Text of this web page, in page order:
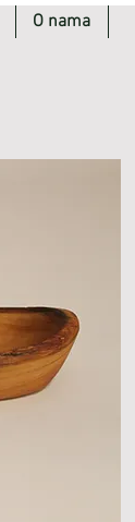
O nama